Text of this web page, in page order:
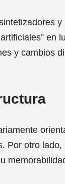
en
y cambios
Por otro